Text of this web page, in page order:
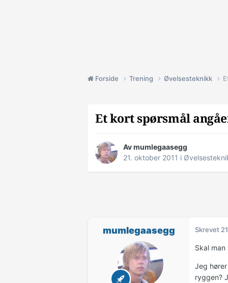
Forside Trening Øvelsesteknikk
Et kort spørsmål
Avmumlegaasegg
21. oktober 2011 i
mumlegaasegg Skrevet
Skal
Jeg
ryggen?